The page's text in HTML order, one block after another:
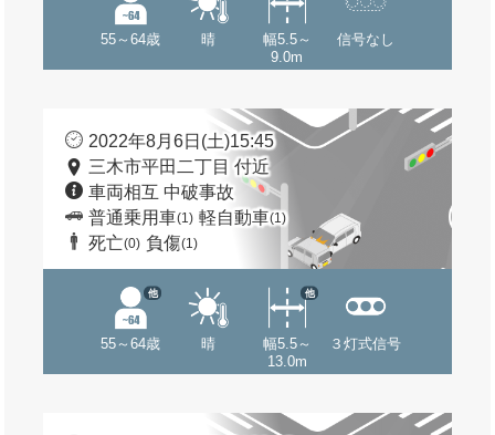
55～64歳 晴
幅5.5～
9.0m
信号なし
2022年8月6日(土)15:45
三木市平田二丁目 付近
車両相互 中破事故
普通乗用車(1) 軽自動車(1)
死亡(0) 負傷(1)
55～64歳
他
晴
幅5.5～
13.0m
他
３灯式信号